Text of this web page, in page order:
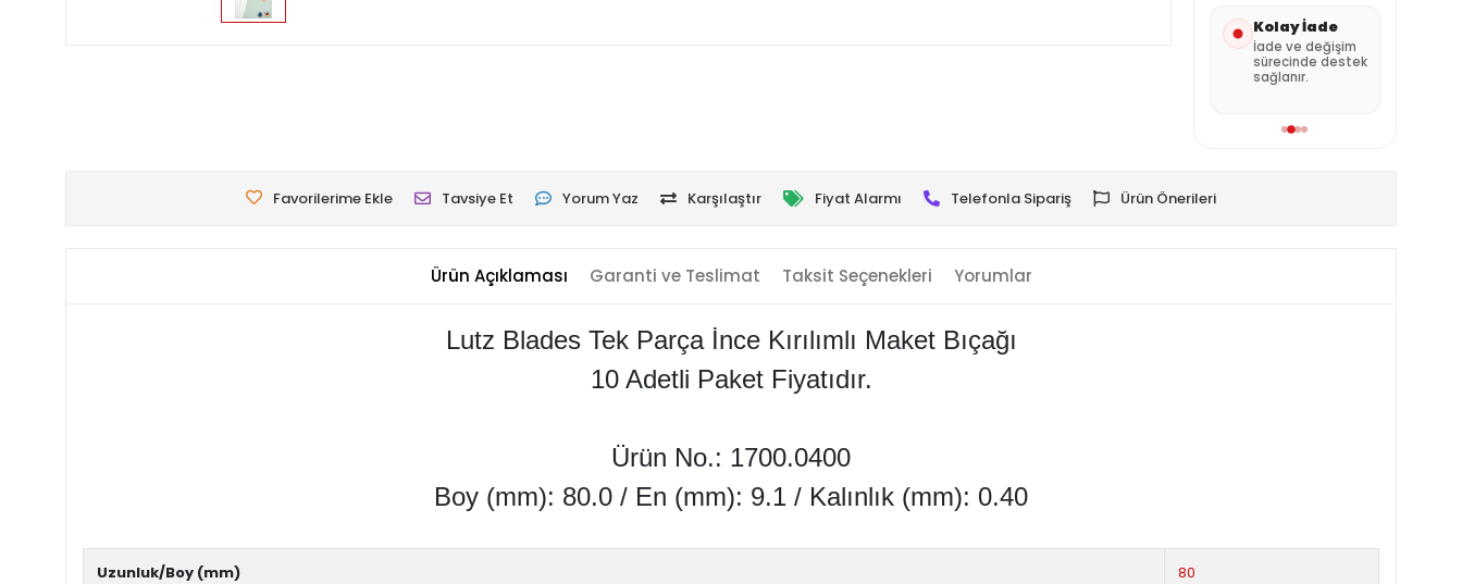
Kolay İade
İade ve değişim
sürecinde destek
sağlanır.
Favorilerime Ekle Tavsiye Et Yorum Yaz Karşılaştır Fiyat Alarmı Telefonla Sipariş Ürün Önerileri
Ürün Açıklaması Garanti ve Teslimat Taksit Seçenekleri Yorumlar
Lutz Blades Tek Parça İnce Kırılımlı Maket Bıçağı
10 Adetli Paket Fiyatıdır.
Ürün No.: 1700.0400
Boy (mm): 80.0 / En (mm): 9.1 / Kalınlık (mm): 0.40
Uzunluk/Boy (mm) 80